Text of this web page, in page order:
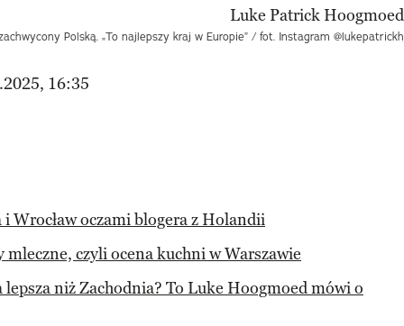
Polską. „To najlepszy kraj w Europie” / fot. Instagram @lukepatrickh
16:35
i Wrocław oczami blogera z Holandii
mleczne, czyli ocena kuchni w Warszawie
niż Zachodnia? To Luke Hoogmoed mówi o